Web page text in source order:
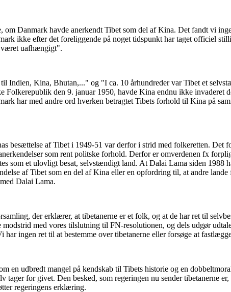
Danmark havde anerkendt Tibet som del af Kina. Det fandt vi
ikke efter det foreliggende på noget tidspunkt har taget officiel
været uafhængigt".
Indien, Kina, Bhutan,..." og "I ca. 10 århundreder var Tibet et
den 9. januar 1950, havde Kina endnu ikke invaderet
har med andre ord hverken betragtet Tibets forhold til Kina på
besættelse af Tibet i 1949-51 var derfor i strid med folkeretten. Det
som rent politske forhold. Derfor er omverdenen fx
som et ulovligt besat, selvstændigt land. At Dalai Lama siden 1988
af Tibet som en del af Kina eller en opfordring til, at andre
Dalai Lama.
der erklærer, at tibetanerne er et folk, og at de har ret til
med vores tilslutning til FN-resolutionen, og dels udgør
ingen ret til at bestemme over tibetanerne eller forsøge at
en udbredt mangel på kendskab til Tibets historie og en
for givet. Den besked, som regeringen nu sender tibetanerne
regeringens erklæring.